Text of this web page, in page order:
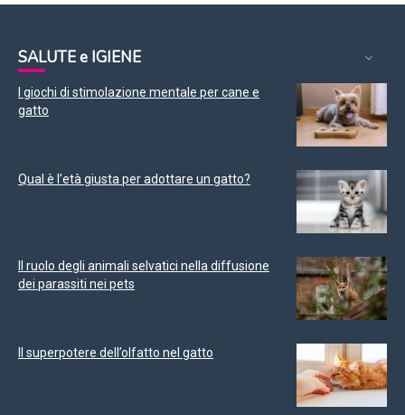
SALUTE e IGIENE
I giochi di stimolazione mentale per cane e
gatto
Qual è l’età giusta per adottare un gatto?
Il ruolo degli animali selvatici nella diffusione
dei parassiti nei pets
Il superpotere dell’olfatto nel gatto